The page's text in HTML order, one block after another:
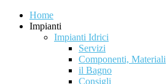
Home
Impianti
Impianti Idrici
Servizi
Componenti, Materiali
il Bagno
Consigli